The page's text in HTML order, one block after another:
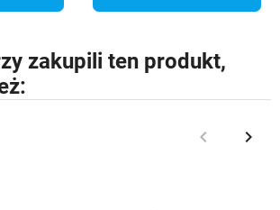
zakupili ten produkt,
Poprzedni
keyboard_arrow_left keyboard_arrow_right